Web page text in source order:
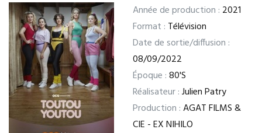
Année de production : 2021
Format : Télévision
Date de sortie/diffusion :
08/09/2022
Époque :80'S
Réalisateur :Julien Patry
Production :AGAT FILMS &
CIE - EX NIHILO